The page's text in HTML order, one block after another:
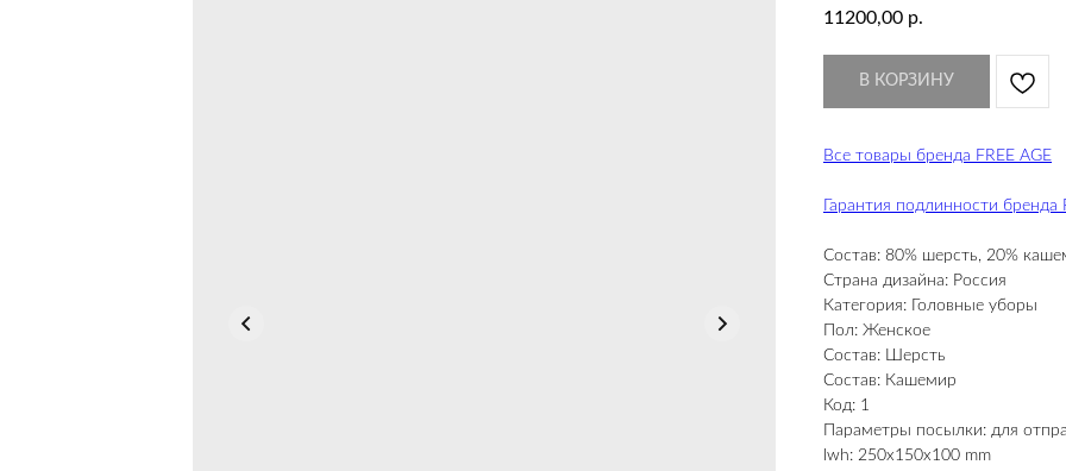
11200,00 р.
В КОРЗИНУ
Все товары бренда FREE AGE
Гарантия подлинности бренда
Состав: 80% шерсть, 20%
Страна дизайна: Россия
Категория: Головные уборы
Пол: Женское
Состав: Шерсть
Состав: Кашемир
Код: 1
Параметры посылки: для
lwh: 250x150x100 mm